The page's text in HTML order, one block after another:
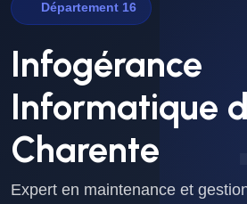
Département 16
Infogérance
Informatique
Charente
Expert en maintenance et